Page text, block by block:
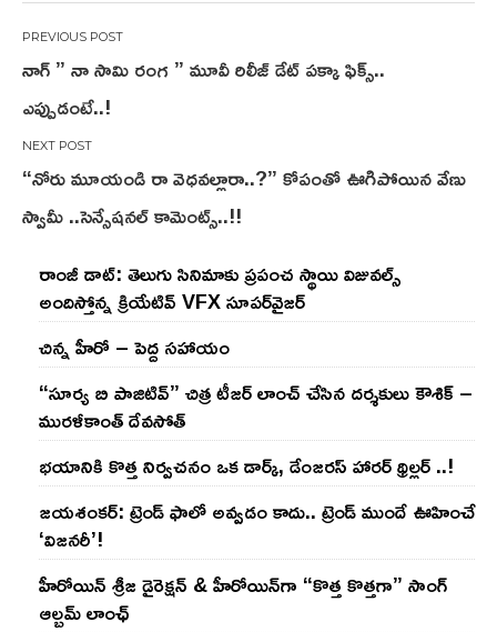
Post
navigation
నాగ్ ” నా సామి రంగ ” మూవీ రిలీజ్ డేట్ పక్కా ఫిక్స్..
ఎప్పుడంటే..!
“నోరు మూయండి రా వెధవల్లారా..?” కోపంతో ఊగిపోయిన వేణు
స్వామీ ..సెన్సేషనల్ కామెంట్స్..!!
రాంజీ డాట్: తెలుగు సినిమాకు ప్రపంచ స్థాయి విజువల్స్
అందిస్తోన్న క్రియేటివ్ VFX సూపర్‌వైజర్
చిన్న హీరో – పెద్ద సహాయం
“సూర్య బి పాజిటివ్” చిత్ర టీజర్ లాంచ్ చేసిన‌ దర్శకులు కౌశిక్ –
మురళీకాంత్ దేవసోత్
భయానికి కొత్త నిర్వచనం ఒక డార్క్, డేంజరస్ హారర్ థ్రిల్లర్ ..!
జయశంకర్: ట్రెండ్‌ ఫాలో అవ్వడం కాదు.. ట్రెండ్‌ ముందే ఊహించే
‘విజనరీ’!
హీరోయిన్ శ్రీజ డైరెక్ష‌న్ & హీరోయిన్‌గా “కొత్త కొత్తగా” సాంగ్
ఆల్బమ్ లాంఛ్